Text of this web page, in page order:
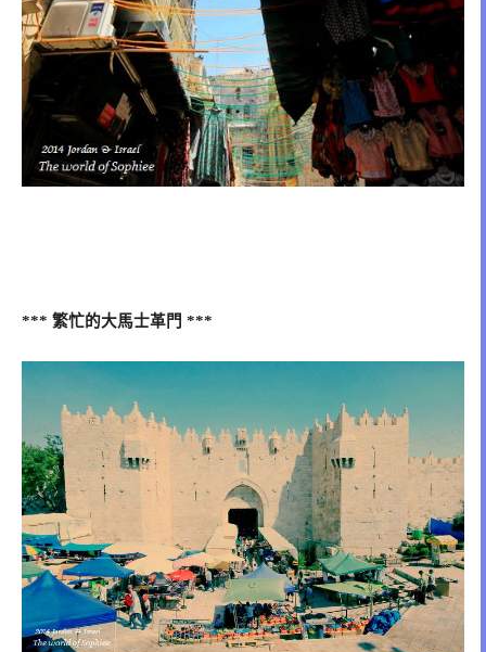
*** 繁忙的大馬士革門 ***